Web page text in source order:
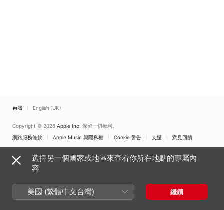
台灣 English (UK)
Copyright © 2026 Apple Inc. 保留一切權利。
網路服務條款
Apple Music 與隱私權 Cookie 警告 支援 意見回饋
選擇另一個國家或地區來查看你所在地點的專屬內
容
美國 (繁體中文台灣) 繼續